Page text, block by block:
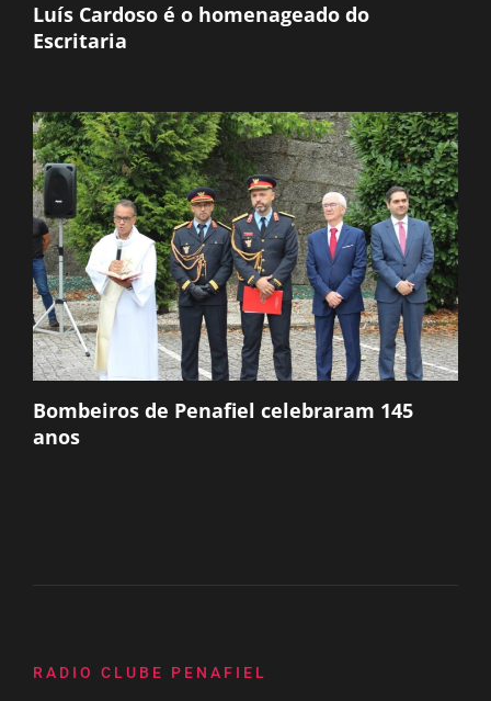
Luís Cardoso é o homenageado do
Escritaria
Bombeiros de Penafiel celebraram 145
anos
RADIO CLUBE PENAFIEL